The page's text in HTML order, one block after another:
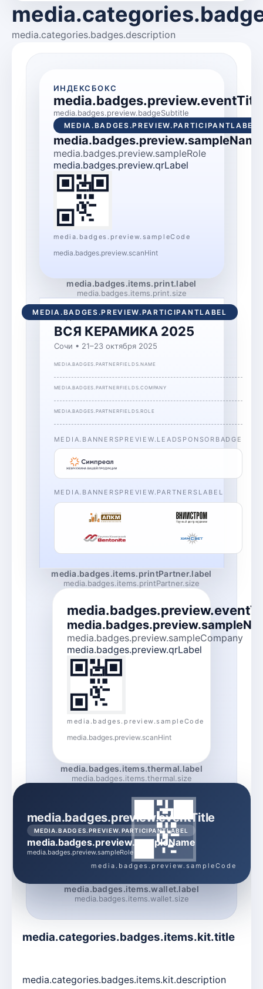
media.categories.badges.description
media.categories.badges.items.kit.title
media.categories.badges.items.kit.description
ИНДЕКСБОКС
media.badges.preview.badgeSubtitle
MEDIA.BADGES.PREVIEW.PARTICIPANTLABEL
media.badges.preview.sampleName
media.badges.preview.sampleRole
media.badges.preview.qrLabel
media.badges.preview.sampleCode
media.badges.preview.scanHint
media.badges.items.print.label
media.badges.items.print.size
ИНДЕКСБОКС
ВСЯ КЕРАМИКА 2025
Сочи • 21–23 октября 2025
MEDIA.BADGES.PREVIEW.PARTICIPANTLABEL
MEDIA.BADGES.PARTNERFIELDS.NAME
MEDIA.BADGES.PARTNERFIELDS.COMPANY
MEDIA.BADGES.PARTNERFIELDS.ROLE
MEDIA.BANNERSPREVIEW.LEADSPONSORBADGE
MEDIA.BANNERSPREVIEW.PARTNERSLABEL
media.badges.items.printPartner.label
media.badges.items.printPartner.size
media.badges.preview.sampleCompany
media.badges.preview.qrLabel
media.badges.preview.sampleCode
media.badges.preview.scanHint
media.badges.items.thermal.label
media.badges.items.thermal.size
media.badges.preview.eventTitle
MEDIA.BADGES.PREVIEW.PARTICIPANTLABEL
media.badges.preview.sampleName
media.badges.preview.sampleRole
media.badges.preview.sampleCode
media.badges.items.wallet.label
media.badges.items.wallet.size